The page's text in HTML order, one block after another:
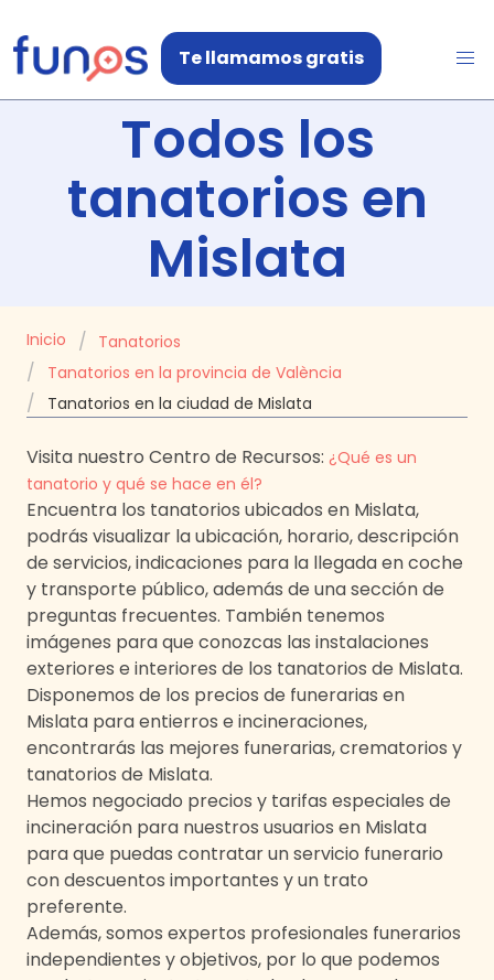
Te llamamos gratis
Todos los
tanatorios en
Mislata
Inicio
Tanatorios
Tanatorios en la provincia de València
Tanatorios en la ciudad de Mislata
Visita nuestro Centro de Recursos: ¿Qué es un
tanatorio y qué se hace en él?
Encuentra los tanatorios ubicados en Mislata,
podrás visualizar la ubicación, horario, descripción
de servicios, indicaciones para la llegada en coche
y transporte público, además de una sección de
preguntas frecuentes. También tenemos
imágenes para que conozcas las instalaciones
exteriores e interiores de los tanatorios de Mislata.
Disponemos de los precios de funerarias en
Mislata para entierros e incineraciones,
encontrarás las mejores funerarias, crematorios y
tanatorios de Mislata.
Hemos negociado precios y tarifas especiales de
incineración para nuestros usuarios en Mislata
para que puedas contratar un servicio funerario
con descuentos importantes y un trato
preferente.
Además, somos expertos profesionales funerarios
independientes y objetivos, por lo que podemos